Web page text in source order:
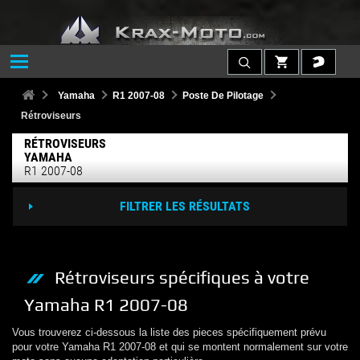
Yamaha R1 2007-08
Poste De Pilotage
Rétroviseurs
RÉTROVISEURS
YAMAHA
R1 2007-08
FILTRER LES RÉSULTATS
Rétroviseurs spécifiques à votre
Yamaha R1 2007-08
Vous trouverez ci-dessous la liste des pieces spécifiquement prévu
pour votre Yamaha R1 2007-08 et qui se montent normalement sur votre